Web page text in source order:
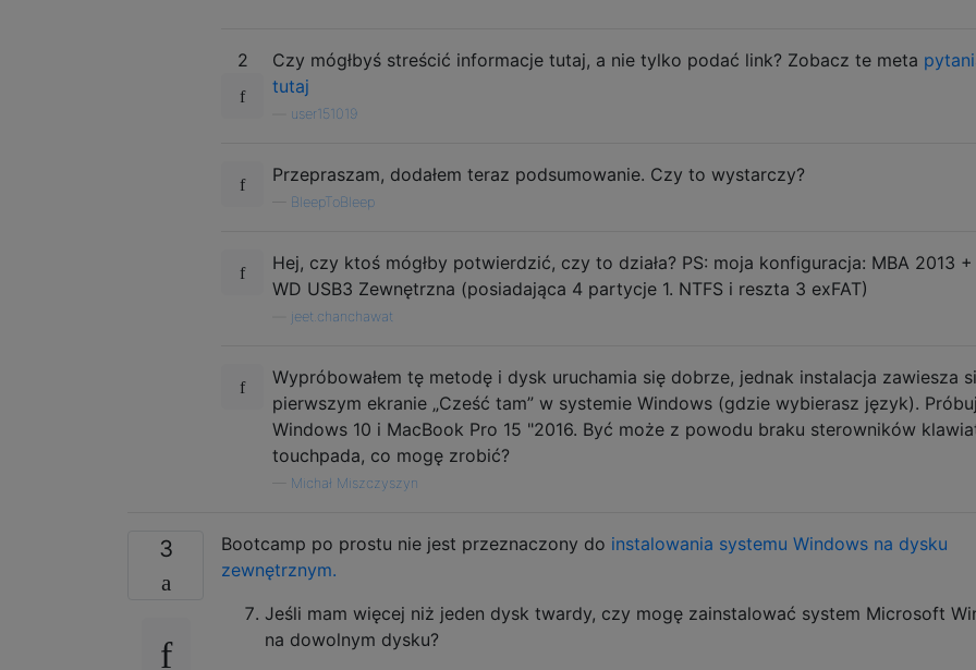
2 Czy mógłbyś streścić informacje tutaj, a nie tylko podać link? Zobacz te meta
tutaj
user151019
Przepraszam, dodałem teraz podsumowanie. Czy to wystarczy?
BleepToBleep
Hej, czy ktoś mógłby potwierdzić, czy to działa? PS: moja konfiguracja: MBA 2013
WD USB3 Zewnętrzna (posiadająca 4 partycje 1. NTFS i reszta 3 exFAT)
jeet.chanchawat
Wypróbowałem tę metodę i dysk uruchamia się dobrze, jednak instalacja zawiesza
pierwszym ekranie „Cześć tam” w systemie Windows (gdzie wybierasz język).
Windows 10 i MacBook Pro 15 "2016. Być może z powodu braku sterowników
touchpada, co mogę zrobić?
Michał Miszczyszyn
3 Bootcamp po prostu nie jest przeznaczony do instalowania systemu Windows na dysku
zewnętrznym.
Jeśli mam więcej niż jeden dysk twardy, czy mogę zainstalować system Microsoft
na dowolnym dysku?